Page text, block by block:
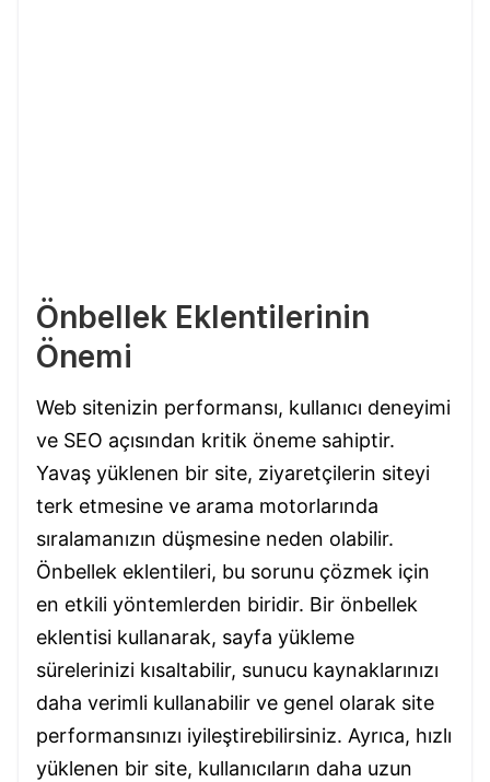
Önbellek Eklentilerinin
Önemi
Web sitenizin performansı, kullanıcı deneyimi
ve SEO açısından kritik öneme sahiptir.
Yavaş yüklenen bir site, ziyaretçilerin siteyi
terk etmesine ve arama motorlarında
sıralamanızın düşmesine neden olabilir.
Önbellek eklentileri, bu sorunu çözmek için
en etkili yöntemlerden biridir. Bir önbellek
eklentisi kullanarak, sayfa yükleme
sürelerinizi kısaltabilir, sunucu kaynaklarınızı
daha verimli kullanabilir ve genel olarak site
performansınızı iyileştirebilirsiniz. Ayrıca, hızlı
yüklenen bir site, kullanıcıların daha uzun